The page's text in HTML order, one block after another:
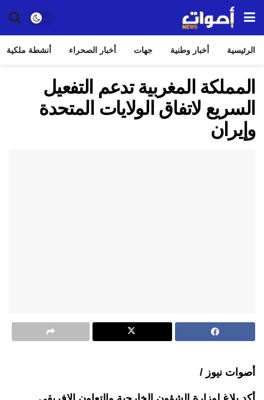
الرئيسية أخبار وطنية جهات أخبار الصحراء أنشطة ملكية
المملكة المغربية تدعم التفعيل
السريع لاتفاق الولايات المتحدة
وإيران
أصوات نيوز /